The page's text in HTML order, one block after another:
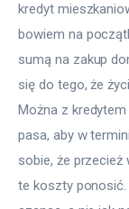
kredyt
bowiem na
sumą na zakup
się do tego, że
Można z
pasa, aby w
sobie, że przecież
te koszty